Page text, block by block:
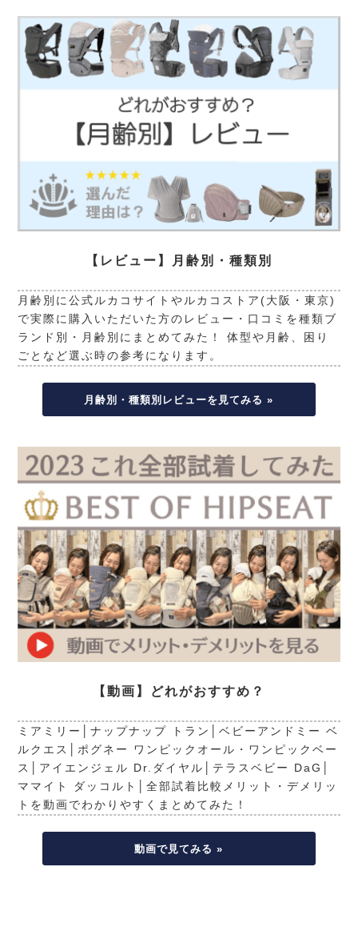
【レビュー】月齢別・種類別
月齢別に公式ルカコサイトやルカコストア(大阪・東京)
で実際に購入いただいた方のレビュー・口コミを種類ブ
ランド別・月齢別にまとめてみた！ 体型や月齢、困り
ごとなど選ぶ時の参考になります。
月齢別・種類別レビューを見てみる »
【動画】どれがおすすめ？
ミアミリー│ナップナップ トラン│ベビーアンドミー ベ
ルクエス│ポグネー ワンピックオール・ワンピックベー
ス│アイエンジェル Dr.ダイヤル│テラスベビー DaG│
ママイト ダッコルト│全部試着比較メリット・デメリッ
トを動画でわかりやすくまとめてみた！
動画で見てみる »